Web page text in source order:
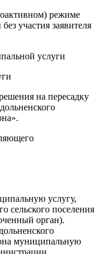
режиме
участия заявителя
услуги
на пересадку
услугу,
сельского поселения
орган).
муниципальную